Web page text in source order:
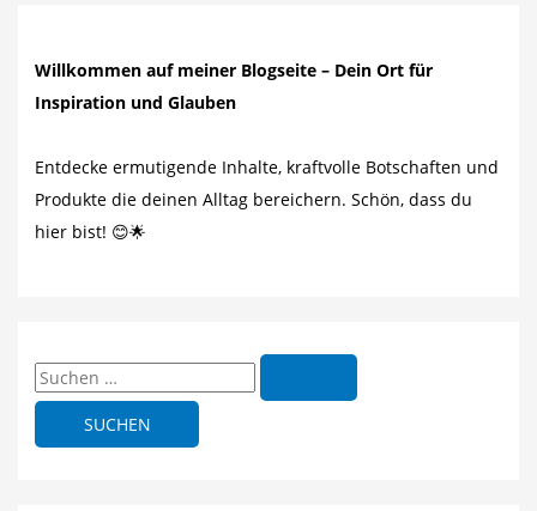
und
Teens
ihren
leben
dürfen
Willkommen auf meiner Blogseite – Dein Ort für
Inspiration und Glauben
Entdecke ermutigende Inhalte, kraftvolle Botschaften und
Produkte die deinen Alltag bereichern. Schön, dass du
hier bist! 😊🌟
S
u